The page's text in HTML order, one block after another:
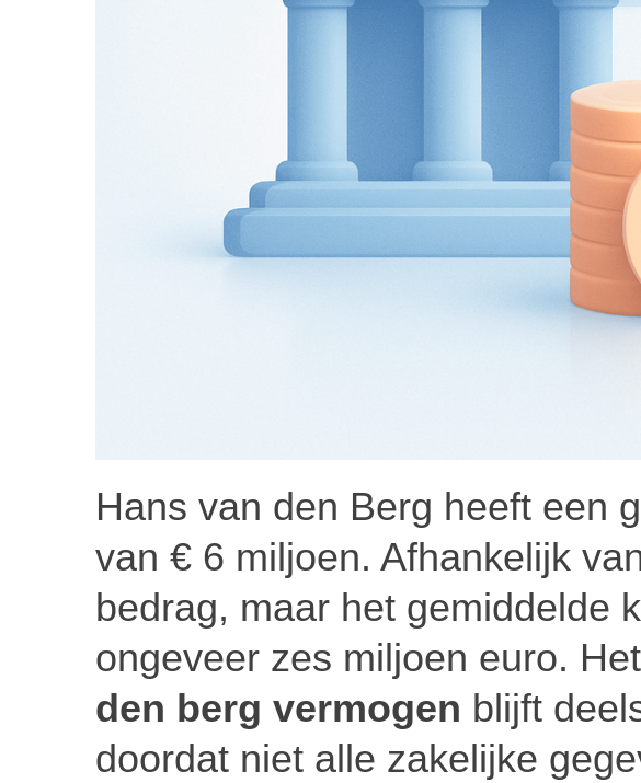
Hans van den Berg heeft een
van € 6 miljoen. Afhankelijk
bedrag, maar het gemiddelde
ongeveer zes miljoen euro.
den berg vermogen blijft
doordat niet alle zakelijke